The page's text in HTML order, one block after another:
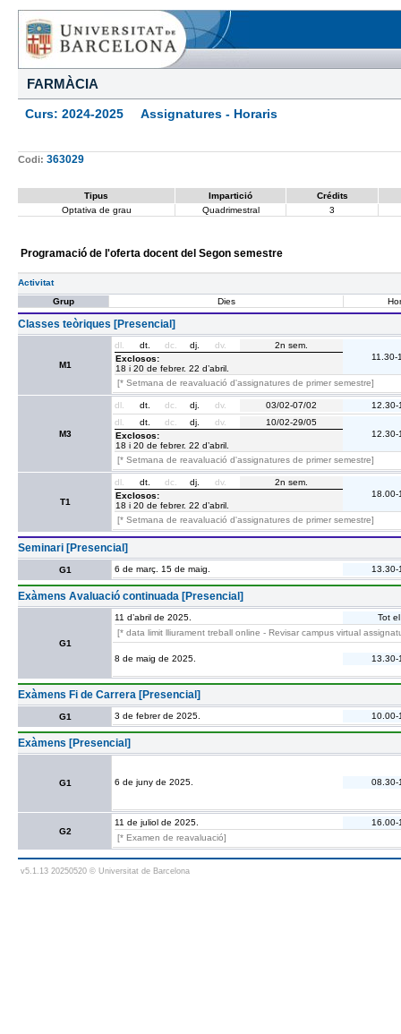
FARMÀCIA
Curs: 2024-2025 Assignatures - Horaris
Codi: 363029
Tipus Impartició
Crédits
Optativa de grau
Quadrimestral 3
Programació de l'oferta docent del Segon semestre
Activitat
Grup
Dies
Classes teòriques [Presencial]
M1
dl. dt. dc. dj. dv.
2n sem.
Exclosos:
18 i 20 de febrer. 22 d’abril.
11.30-
[* Setmana de reavaluació d'assignatures de primer semestre]
M3
dl. dt. dc. dj. dv. 03/02-07/02
12.30-
dl.
dt. dc. dj. dv.
10/02-29/05
Exclosos:
18 i 20 de febrer. 22 d’abril.
12.30-
[* Setmana de reavaluació d'assignatures de primer semestre]
T1
dl. dt. dc. dj. dv.
2n sem.
Exclosos:
18 i 20 de febrer. 22 d’abril.
18.00-
[* Setmana de reavaluació d'assignatures de primer semestre]
Seminari [Presencial]
G1 6 de març. 15 de maig. 13.30-
Exàmens Avaluació continuada [Presencial]
G1
11 d’abril de 2025.
Tot
[* data limit lliurament treball online - Revisar campus virtual
8 de maig de 2025. 13.30-
Exàmens Fi de Carrera [Presencial]
G1 3 de febrer de 2025. 10.00-
Exàmens [Presencial]
G1 6 de juny de 2025. 08.30-
G2
11 de juliol de 2025.
16.00-
[* Examen de reavaluació]
v5.1.13 20250520 © Universitat de Barcelona